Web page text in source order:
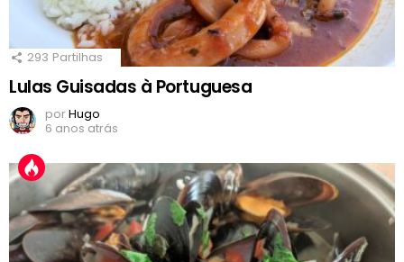
293 Partilhas
Lulas Guisadas à Portuguesa
porHugo
6 anos atrás